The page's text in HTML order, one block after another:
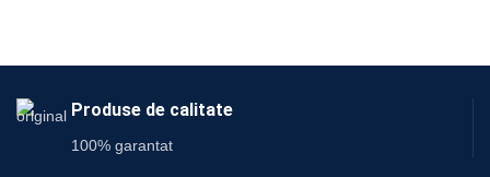
Produse de calitate
100% garantat